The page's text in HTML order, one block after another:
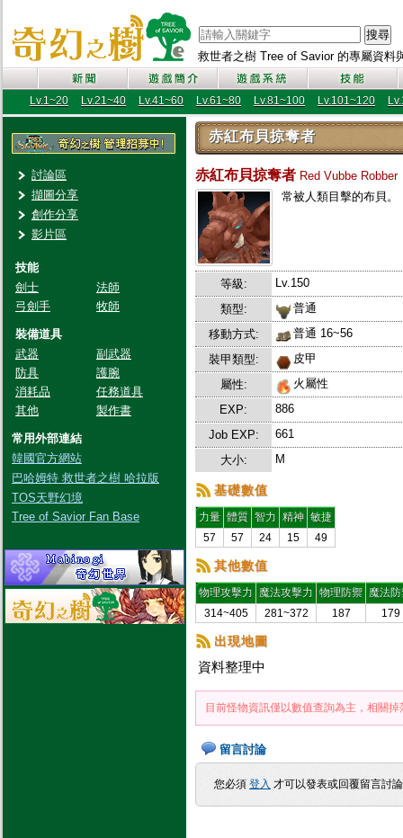
救世者之樹 Tree of Savior 的專屬資料
搜尋
Lv.1~20 Lv.21~40 Lv.41~60 Lv.61~80 Lv.81~100 Lv.101~120
討論區
擷圖分享
創作分享
影片區
技能
劍士
法師
弓劍手
牧師
裝備道具
武器
副武器
防具
護腕
消耗品
任務道具
其他
製作書
常用外部連結
韓國官方網站
巴哈姆特 救世者之樹 哈拉版
TOS天野幻境
Tree of Savior Fan Base
赤紅布貝掠奪者
赤紅布貝掠奪者 Red Vubbe Robber
常被人類目擊的布貝。
等級:
Lv.150
類型:
普通
移動方式:
普通 16~56
裝甲類型:
皮甲
屬性:
火屬性
EXP:
886
Job EXP:
661
大小:
M
基礎數值
力量 體質 智力 精神 敏捷
57
57 24 15 49
其他數值
物理攻擊力 魔法攻擊力 物理防禦 魔法
314~405
281~372 187 179
出現地圖
資料整理中
目前怪物資訊僅以數值查詢為主，相關
留言討論
您必須 登入 才可以發表或回覆留言討論